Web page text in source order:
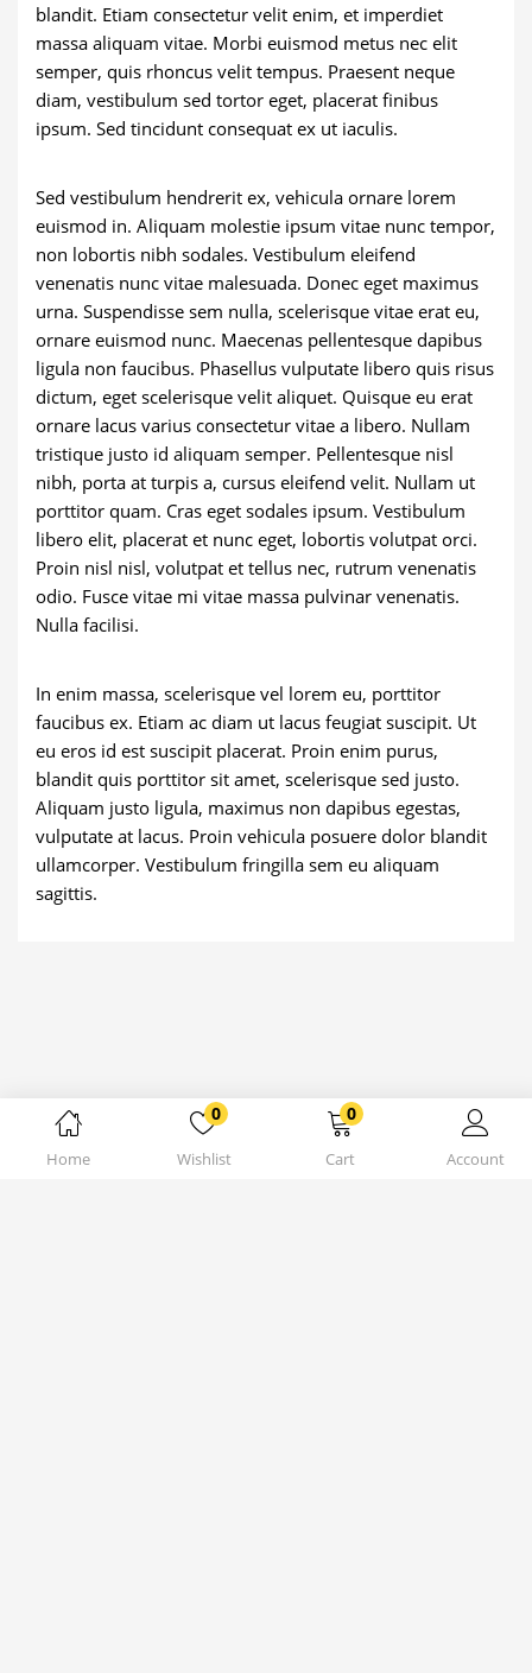
Home
0
Wishlist
0
Cart Account
blandit. Etiam consectetur velit enim, et imperdiet
massa aliquam vitae. Morbi euismod metus nec elit
semper, quis rhoncus velit tempus. Praesent neque
diam, vestibulum sed tortor eget, placerat finibus
ipsum. Sed tincidunt consequat ex ut iaculis.
Sed vestibulum hendrerit ex, vehicula ornare lorem
euismod in. Aliquam molestie ipsum vitae nunc tempor,
non lobortis nibh sodales. Vestibulum eleifend
venenatis nunc vitae malesuada. Donec eget maximus
urna. Suspendisse sem nulla, scelerisque vitae erat eu,
ornare euismod nunc. Maecenas pellentesque dapibus
ligula non faucibus. Phasellus vulputate libero quis risus
dictum, eget scelerisque velit aliquet. Quisque eu erat
ornare lacus varius consectetur vitae a libero. Nullam
tristique justo id aliquam semper. Pellentesque nisl
nibh, porta at turpis a, cursus eleifend velit. Nullam ut
porttitor quam. Cras eget sodales ipsum. Vestibulum
libero elit, placerat et nunc eget, lobortis volutpat orci.
Proin nisl nisl, volutpat et tellus nec, rutrum venenatis
odio. Fusce vitae mi vitae massa pulvinar venenatis.
Nulla facilisi.
In enim massa, scelerisque vel lorem eu, porttitor
faucibus ex. Etiam ac diam ut lacus feugiat suscipit. Ut
eu eros id est suscipit placerat. Proin enim purus,
blandit quis porttitor sit amet, scelerisque sed justo.
Aliquam justo ligula, maximus non dapibus egestas,
vulputate at lacus. Proin vehicula posuere dolor blandit
ullamcorper. Vestibulum fringilla sem eu aliquam
sagittis.